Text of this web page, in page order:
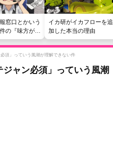
窓口とかいう
の『味方が弱
読まされる苦
イカ研がイカフローを追
加した本当の理由
須」っていう風潮が理解できない件
ジャン必須」っていう風潮